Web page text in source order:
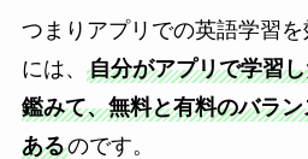
つまりアプリでの英語学習
には、 自分がアプリで学習
鑑みて、無料と有料のバラ
あるのです。